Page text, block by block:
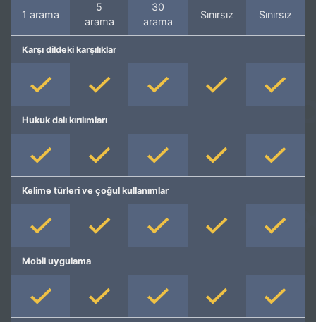
1 arama
5
arama
30
arama
Sınırsız Sınırsız
Karşı dildeki karşılıklar
Hukuk dalı kırılımları
Kelime türleri ve çoğul kullanımlar
Mobil uygulama